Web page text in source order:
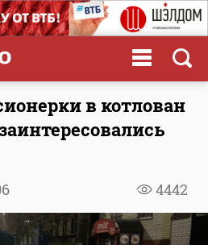
в котлован
4442